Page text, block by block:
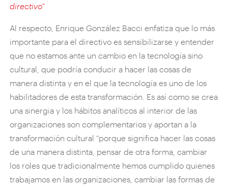
directivo"
Al respecto, Enrique González Bacci enfatiza que lo más
importante para el directivo es sensibilizarse y entender
que no estamos ante un cambio en la tecnología sino
cultural, que podría conducir a hacer las cosas de
manera distinta y en el que la tecnología es uno de los
habilitadores de esta transformación. Es así como se crea
una sinergia y los hábitos analíticos al interior de las
organizaciones son complementarios y aportan a la
transformación cultural “porque significa hacer las cosas
de una manera distinta, pensar de otra forma, cambiar
los roles que tradicionalmente hemos cumplido quienes
trabajamos en las organizaciones, cambiar las formas de